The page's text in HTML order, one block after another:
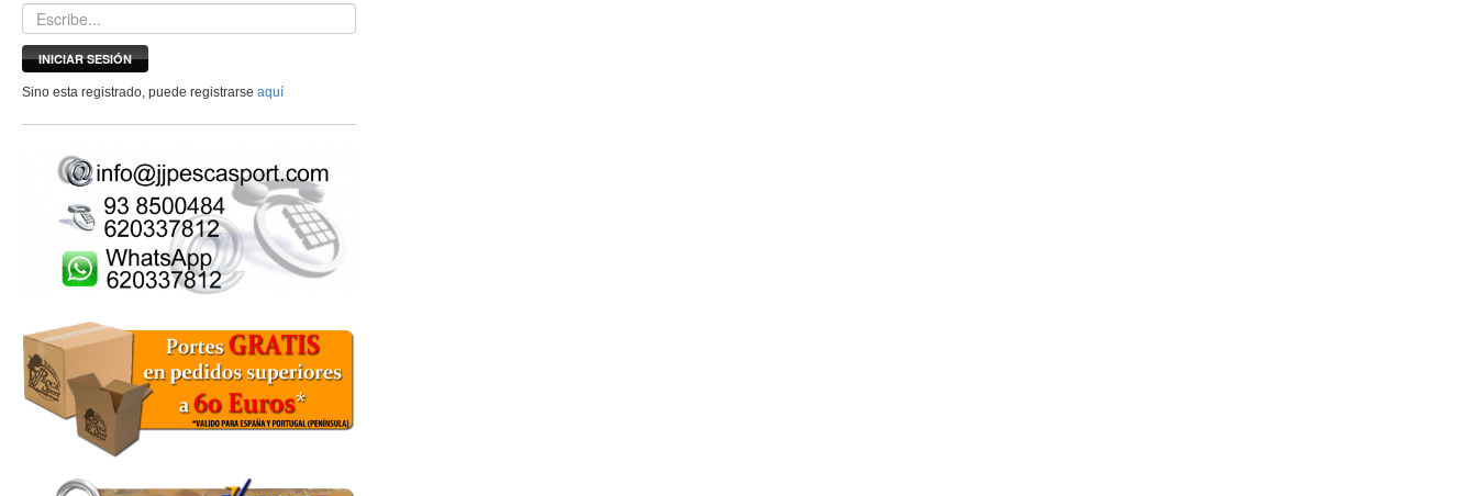
INICIAR SESIÓN
Sino esta registrado, puede registrarseaquí